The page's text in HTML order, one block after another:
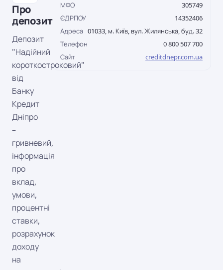
Про
депозит
Депозит
"Надійний
короткостроковий"
від
Банку
Кредит
Дніпро
–
гривневий,
інформація
про
вклад,
умови,
процентні
ставки,
розрахунок
доходу
на
МФО
305749
ЄДРПОУ
14352406
Адреса 01033, м. Київ, вул. Жилянська, буд. 32
Телефон
0 800 507 700
Сайт
creditdnepr.com.ua